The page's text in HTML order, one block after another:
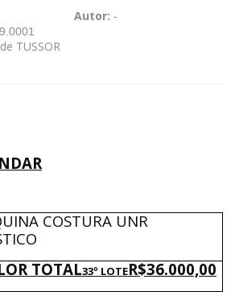
Autor: -
TUSSOR
COSTURA UNR
TOTAL33º LOTER$36.000,00